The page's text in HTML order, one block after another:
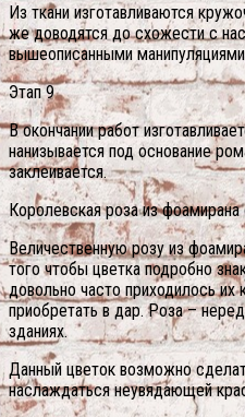
Из ткани изготавливаются
же доводятся до схожести с
вышеописанными
Этап 9
В окончании работ
нанизывается под основание
заклеивается.
Королевская роза из
Величественную розу из
того чтобы цветка подробно
довольно часто приходилось их
приобретать в дар. Роза –
зданиях.
Данный цветок возможно
наслаждаться неувядающей